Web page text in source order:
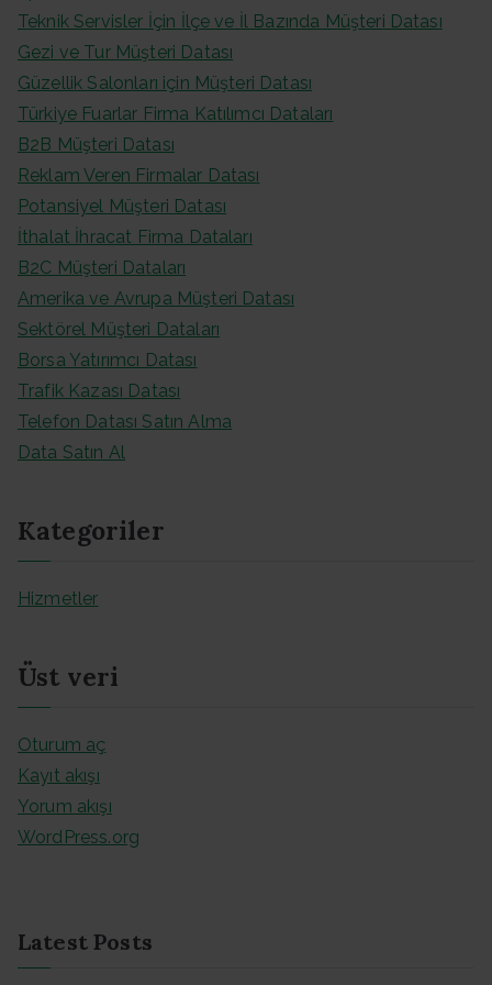
Teknik Servisler İçin İlçe ve İl Bazında Müşteri Datası
Gezi ve Tur Müşteri Datası
Güzellik Salonları için Müşteri Datası
Türkiye Fuarlar Firma Katılımcı Dataları
B2B Müşteri Datası
Reklam Veren Firmalar Datası
Potansiyel Müşteri Datası
İthalat İhracat Firma Dataları
B2C Müşteri Dataları
Amerika ve Avrupa Müşteri Datası
Sektörel Müşteri Dataları
Borsa Yatırımcı Datası
Trafik Kazası Datası
Telefon Datası Satın Alma
Data Satın Al
Kategoriler
Hizmetler
Üst veri
Oturum aç
Kayıt akışı
Yorum akışı
WordPress.org
Latest Posts